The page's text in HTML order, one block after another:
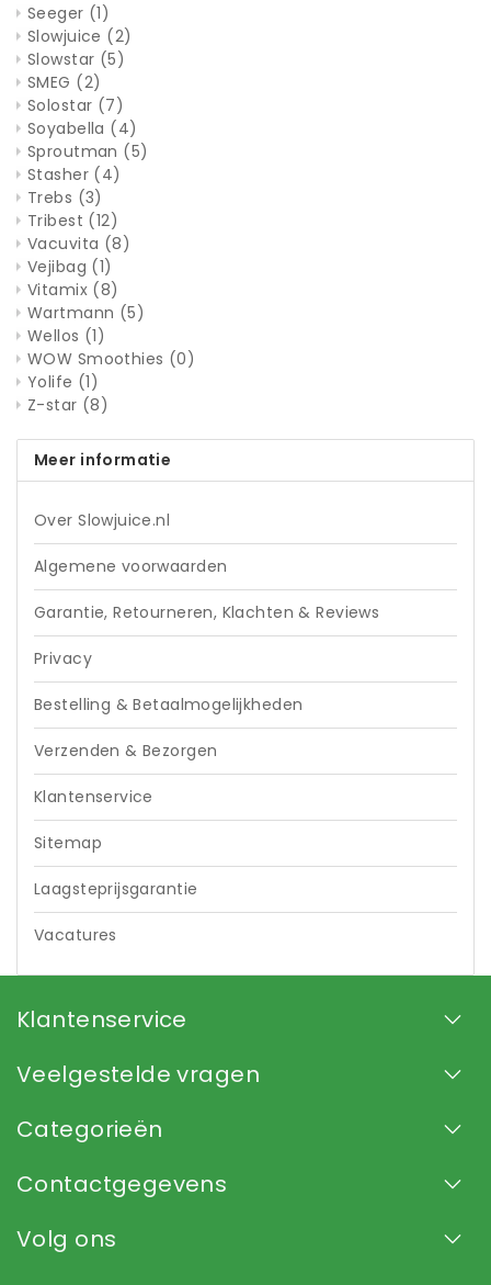
Seeger (1)
Slowjuice (2)
Slowstar (5)
SMEG (2)
Solostar (7)
Soyabella (4)
Sproutman (5)
Stasher (4)
Trebs (3)
Tribest (12)
Vacuvita (8)
Vejibag (1)
Vitamix (8)
Wartmann (5)
Wellos (1)
WOW Smoothies (0)
Yolife (1)
Z-star (8)
Meer informatie
Over Slowjuice.nl
Algemene voorwaarden
Garantie, Retourneren, Klachten & Reviews
Privacy
Bestelling & Betaalmogelijkheden
Verzenden & Bezorgen
Klantenservice
Sitemap
Laagsteprijsgarantie
Vacatures
Klantenservice
Veelgestelde vragen
Categorieën
Contactgegevens
Volg ons